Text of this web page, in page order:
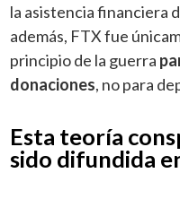
la asistencia financiera
además, FTX fue
principio de la guerra
donaciones, no para
Esta teoría
sido difundida